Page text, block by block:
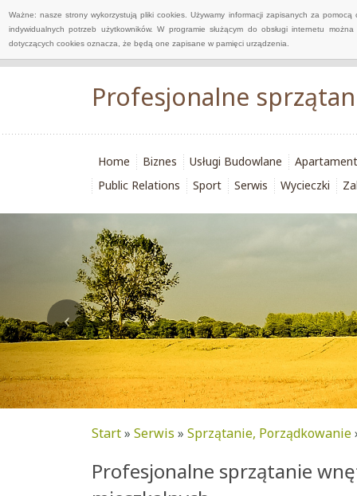
Ważne: nasze strony wykorzystują pliki cookies. Używamy informacji zapisanych za
indywidualnych potrzeb użytkowników. W programie służącym do obsługi internetu
dotyczących cookies oznacza, że będą one zapisane w pamięci urządzenia.
Profesjonalne
Home Biznes Usługi Budowlane
Public Relations
Sport Serwis Wycieczki
Start» Serwis » Sprzątanie, Porządkowanie
Profesjonalne sprzątanie